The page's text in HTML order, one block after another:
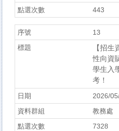
443
13
【招
性向資
學生入
考！
2026/
教務處
7328